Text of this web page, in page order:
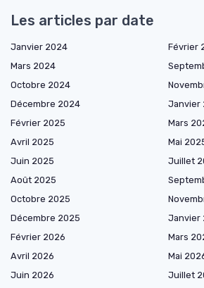
Les articles par date
Janvier 2024
Février
Mars 2024
Octobre 2024
Décembre 2024
Janvier
Février 2025
Mars
Avril 2025
Mai
Juin 2025
Juillet
Août 2025
Octobre 2025
Décembre 2025
Janvier
Février 2026
Mars
Avril 2026
Mai
Juin 2026
Juillet